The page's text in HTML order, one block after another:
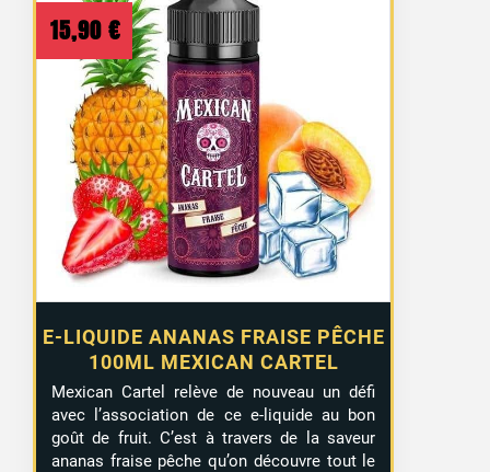
E-LIQUIDE ANANAS FRAISE PÊCHE
100ML MEXICAN CARTEL
15,90 €
Mexican Cartel relève de nouveau un défi
avec l’association de ce e-liquide au bon
goût de fruit. C’est à travers de la saveur
ananas fraise pêche qu’on découvre tout le